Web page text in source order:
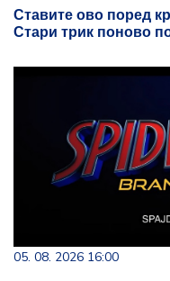
Ставите ово поред
Стари трик поново
05. 08. 2026 16:00